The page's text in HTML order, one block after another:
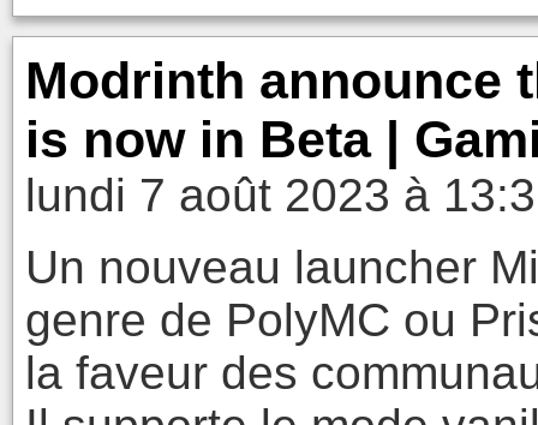
Modrinth announce
is now in Beta |
lundi 7 août 2023 à
Un nouveau launcher
genre de PolyMC ou
la faveur des